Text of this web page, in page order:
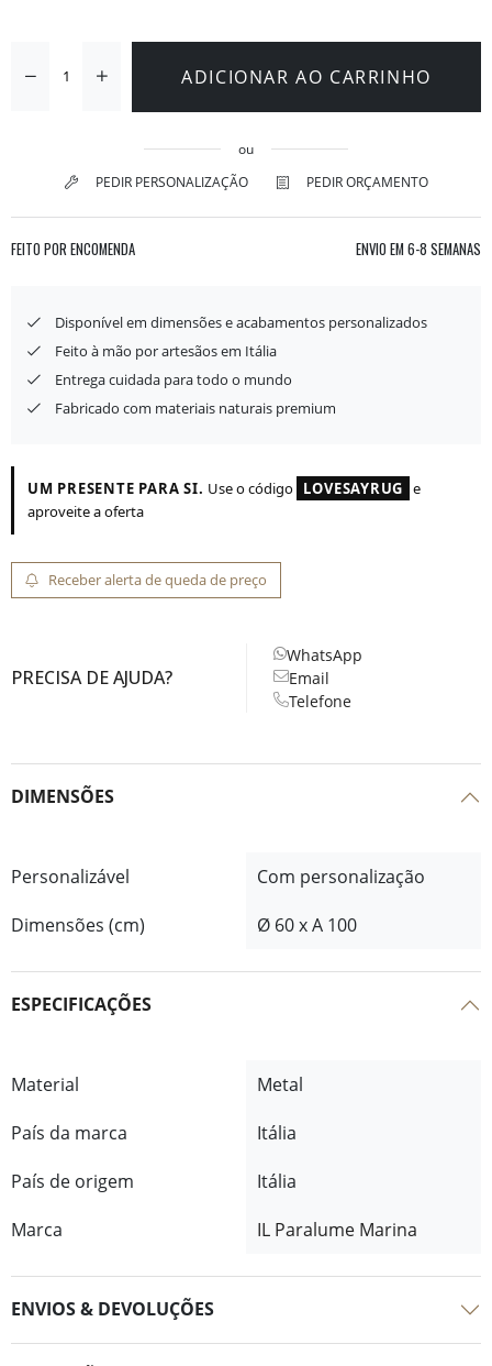
ADICIONAR AO CARRINHO
ou
PEDIR PERSONALIZAÇÃO
PEDIR ORÇAMENTO
FEITO POR ENCOMENDA ENVIO EM 6-8 SEMANAS
Disponível em dimensões e acabamentos personalizados
Feito à mão por artesãos em Itália
Entrega cuidada para todo o mundo
Fabricado com materiais naturais premium
UM PRESENTE PARA SI. Use o código LOVESAYRUG e
aproveite a oferta
Receber alerta de queda de preço
PRECISA DE AJUDA?
WhatsApp
Email
Telefone
DIMENSÕES
Personalizável
Com personalização
Dimensões (cm)
Ø 60 x A 100
ESPECIFICAÇÕES
Material
Metal
País da marca
Itália
País de origem
Itália
Marca
IL Paralume Marina
ENVIOS & DEVOLUÇÕES